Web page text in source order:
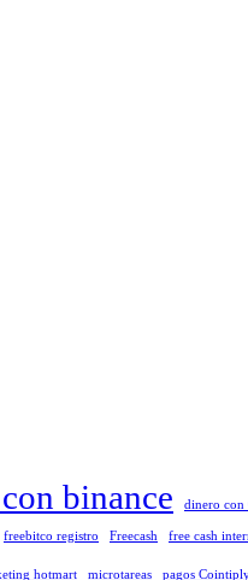
binance dinero
freebitco registro Freecash free cash
hotmart microtareas pagos